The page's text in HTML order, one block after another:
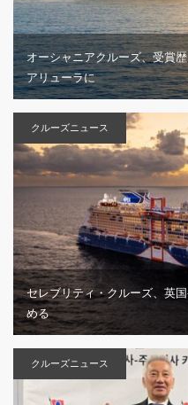
オーシャニアクルーズ、受賞
アリューラに
クルーズニュース
セレブリティ・クルーズ、英
める
クルーズニュース